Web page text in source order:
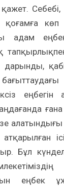
қажет.
қоғамға көп
адам
еңбегін
ғана
атқарылған
Бұл
еңбек